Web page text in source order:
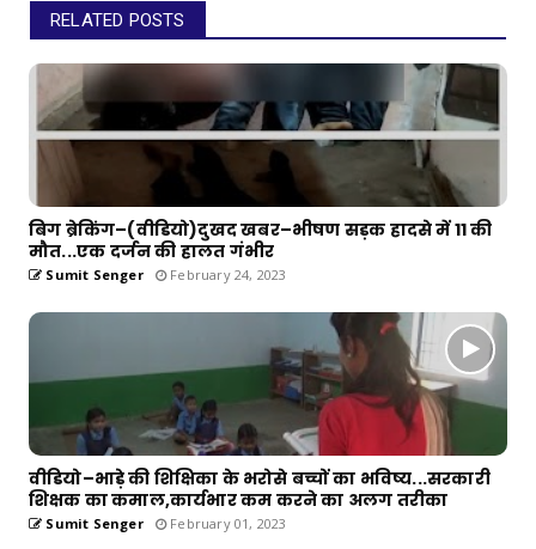
RELATED POSTS
बिग ब्रेकिंग–(वीडियो)दुखद खबर–भीषण सड़क हादसे में 11 की
मौत...एक दर्जन की हालत गंभीर
Sumit Senger February 24, 2023
वीडियो–भाड़े की शिक्षिका के भरोसे बच्चों का भविष्य...सरकारी
शिक्षक का कमाल,कार्यभार कम करने का अलग तरीका
Sumit Senger February 01, 2023